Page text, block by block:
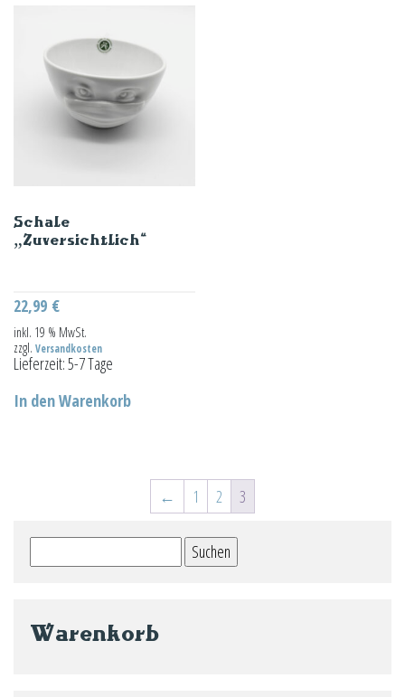
Schale
„Zuversichtlich“
22,99 €
inkl. 19 % MwSt.
zzgl. Versandkosten
Lieferzeit:5-7 Tage
In den Warenkorb
← 1 2 3
nach:
Warenkorb